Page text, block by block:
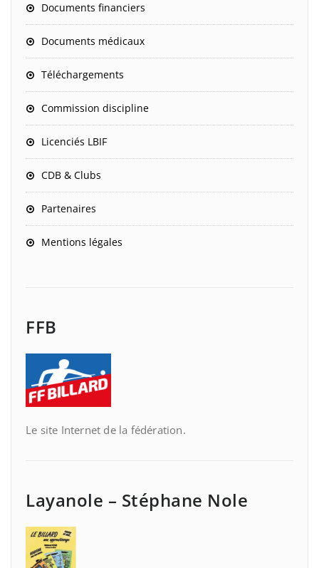
Documents financiers
Documents médicaux
Téléchargements
Commission discipline
Licenciés LBIF
CDB & Clubs
Partenaires
Mentions légales
FFB
Le site Internet de la fédération.
Layanole – Stéphane Nole